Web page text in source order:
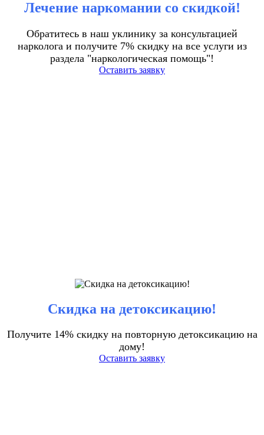
Лечение наркомании со скидкой!
Обратитесь в наш уклинику за консультацией
нарколога и получите 7% скидку на все услуги из
раздела "наркологическая помощь"!
Оставить заявку
Скидка на детоксикацию!
Получите 14% скидку на повторную детоксикацию на
дому!
Оставить заявку